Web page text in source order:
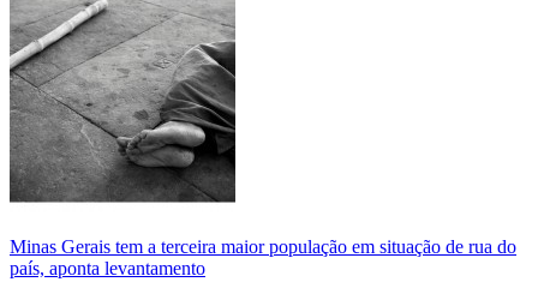
Minas Gerais tem a terceira maior população em situação de rua do
país, aponta levantamento